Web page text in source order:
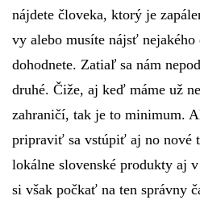
nájdete človeka, ktorý je
vy alebo musíte nájsť
dohodnete. Zatiaľ sa nám
druhé. Čiže, aj keď máme už
zahraničí, tak je to minimum.
pripraviť sa vstúpiť aj no nové
lokálne slovenské produkty aj
si však počkať na ten správny